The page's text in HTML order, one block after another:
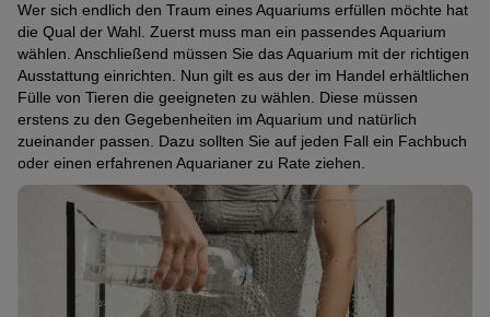
Wer sich endlich den Traum eines Aquariums erfüllen möchte hat
die Qual der Wahl. Zuerst muss man ein passendes Aquarium
wählen. Anschließend müssen Sie das Aquarium mit der richtigen
Ausstattung einrichten. Nun gilt es aus der im Handel erhältlichen
Fülle von Tieren die geeigneten zu wählen. Diese müssen
erstens zu den Gegebenheiten im Aquarium und natürlich
zueinander passen. Dazu sollten Sie auf jeden Fall ein Fachbuch
oder einen erfahrenen Aquarianer zu Rate ziehen.